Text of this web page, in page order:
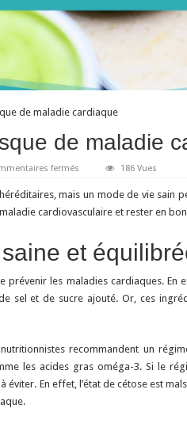
de maladie cardiaque
de maladie
fermés
pour
réduire
maladie
cardiaque
186 Vues
mais un mode de vie sain
cardiovasculaire et rester en
et
prévenir les maladies cardiaques. En
sel et de sucre ajouté. Or, ces
recommandent un
les acides gras oméga-3. Si le
éviter. En effet, l’état de cétose est